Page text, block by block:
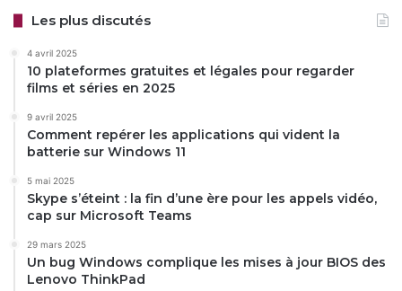
Les plus discutés
4 avril 2025
10 plateformes gratuites et légales pour regarder
films et séries en 2025
9 avril 2025
Comment repérer les applications qui vident la
batterie sur Windows 11
5 mai 2025
Skype s’éteint : la fin d’une ère pour les appels vidéo,
cap sur Microsoft Teams
29 mars 2025
Un bug Windows complique les mises à jour BIOS des
Lenovo ThinkPad